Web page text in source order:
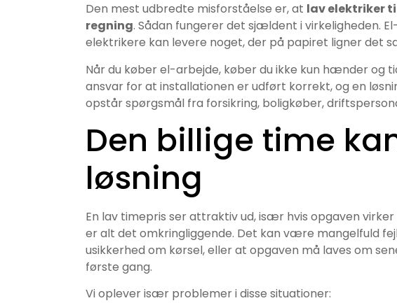
Den mest udbredte misforståelse er, at lav elektriker
regning. Sådan fungerer det sjældent i virkeligheden.
elektrikere kan levere noget, der på papiret ligner det
Når du køber el-arbejde, køber du ikke kun hænder og
ansvar for at installationen er udført korrekt, og en
opstår spørgsmål fra forsikring, boligkøber,
Den billige time
løsning
En lav timepris ser attraktiv ud, især hvis opgaven
er alt det omkringliggende. Det kan være mangelfuld
usikkerhed om kørsel, eller at opgaven må laves om
første gang.
Vi oplever især problemer i disse situationer: